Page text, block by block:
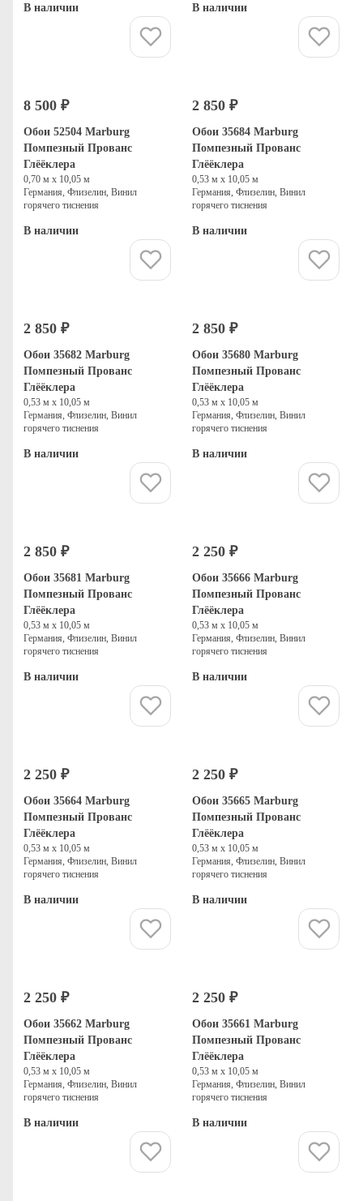
В наличии В наличии
8 500 ₽
Обои 52504 Marburg
Помпезный Прованс
Глёёклера
0,70 м х 10,05 м
Германия, Флизелин, Винил
горячего тиснения
В наличии
2 850 ₽
Обои 35684 Marburg
Помпезный Прованс
Глёёклера
0,53 м х 10,05 м
Германия, Флизелин, Винил
горячего тиснения
В наличии
2 850 ₽
Обои 35682 Marburg
Помпезный Прованс
Глёёклера
0,53 м х 10,05 м
Германия, Флизелин, Винил
горячего тиснения
В наличии
2 850 ₽
Обои 35680 Marburg
Помпезный Прованс
Глёёклера
0,53 м х 10,05 м
Германия, Флизелин, Винил
горячего тиснения
В наличии
2 850 ₽
Обои 35681 Marburg
Помпезный Прованс
Глёёклера
0,53 м х 10,05 м
Германия, Флизелин, Винил
горячего тиснения
В наличии
2 250 ₽
Обои 35666 Marburg
Помпезный Прованс
Глёёклера
0,53 м х 10,05 м
Германия, Флизелин, Винил
горячего тиснения
В наличии
2 250 ₽
Обои 35664 Marburg
Помпезный Прованс
Глёёклера
0,53 м х 10,05 м
Германия, Флизелин, Винил
горячего тиснения
В наличии
2 250 ₽
Обои 35665 Marburg
Помпезный Прованс
Глёёклера
0,53 м х 10,05 м
Германия, Флизелин, Винил
горячего тиснения
В наличии
2 250 ₽
Обои 35662 Marburg
Помпезный Прованс
Глёёклера
0,53 м х 10,05 м
Германия, Флизелин, Винил
горячего тиснения
В наличии
2 250 ₽
Обои 35661 Marburg
Помпезный Прованс
Глёёклера
0,53 м х 10,05 м
Германия, Флизелин, Винил
горячего тиснения
В наличии